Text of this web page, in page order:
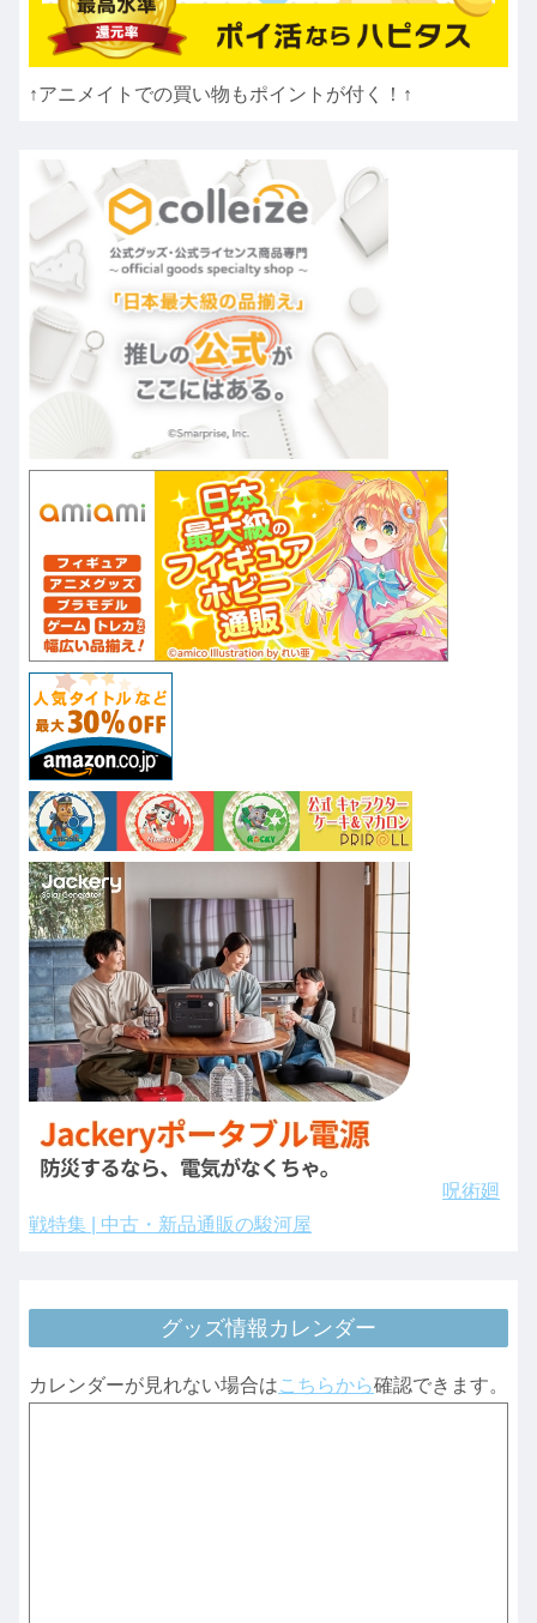
↑アニメイトでの買い物もポイントが付く！↑
呪術廻
戦特集 | 中古・新品通販の駿河屋
グッズ情報カレンダー
カレンダーが見れない場合はこちらから確認できます。